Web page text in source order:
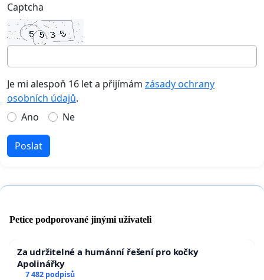
Captcha
Je mi alespoň 16 let a přijímám zásady ochrany
osobních údajů.
Ano
Ne
Poslat
Petice podporované jinými uživateli
Za udržitelné a humánní řešení pro kočky
Apolinářky
7 482 podpisů